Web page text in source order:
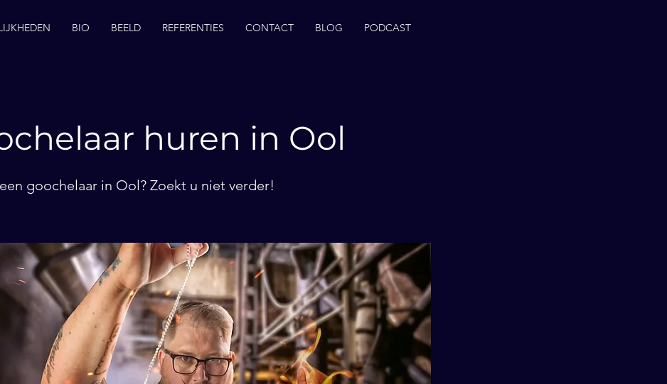
BIO BEELD REFERENTIES CONTACT BLOG PODCAST
huren in Ool
goochelaar in Ool? Zoekt u niet verder!